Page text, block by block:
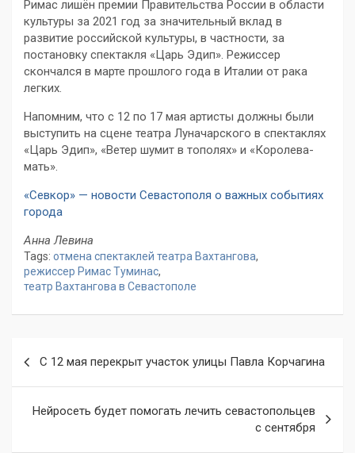
Римас лишён премии Правительства России в области
культуры за 2021 год за значительный вклад в
развитие российской культуры, в частности, за
постановку спектакля «Царь Эдип». Режиссер
скончался в марте прошлого года в Италии от рака
легких.
Напомним, что с 12 по 17 мая артисты должны были
выступить на сцене театра Луначарского в спектаклях
«Царь Эдип», «Ветер шумит в тополях» и «Королева-
мать».
«Севкор» — новости Севастополя о важных событиях
города
Анна Левина
Tags: отмена спектаклей театра Вахтангова,
режиссер Римас Туминас,
театр Вахтангова в Севастополе
записям
С 12 мая перекрыт участок улицы Павла Корчагина
Нейросеть будет помогать лечить севастопольцев
с сентября